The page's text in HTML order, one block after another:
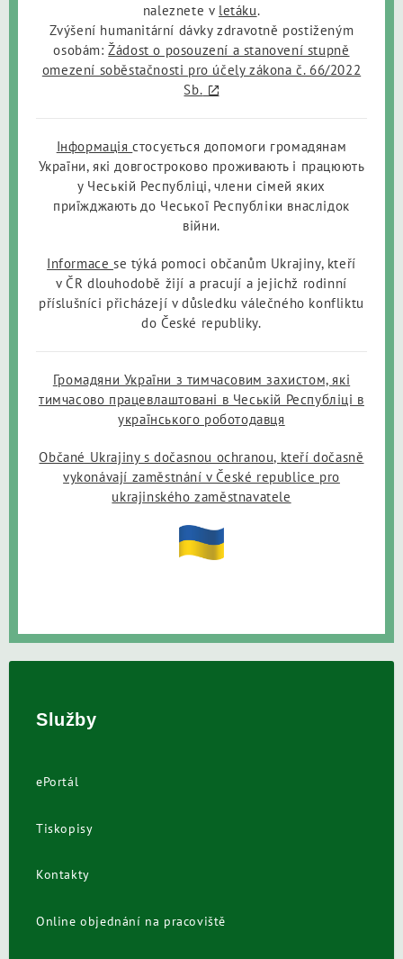
naleznete v letáku.
Zvýšení humanitární dávky zdravotně postiženým
osobám:Žádost o posouzení a stanovení stupně
omezení soběstačnosti pro účely zákona č. 66/2022
Sb.
Інформаціястосується допомоги громадянам
України, які довгостроково проживають і працюють
у Чеській Республіці, члени сімей яких
приїжджають до Чеської Республіки внаслідок
війни.
Informacese týká pomoci občanům Ukrajiny, kteří
v ČR dlouhodobě žijí a pracují a jejichž rodinní
příslušníci přicházejí v důsledku válečného konfliktu
do České republiky.
Громадяни України з тимчасовим захистом, які
тимчасово працевлаштовані в Чеській Республіці в
українського роботодавця
Občané Ukrajiny s dočasnou ochranou, kteří dočasně
vykonávají zaměstnání v České republice pro
ukrajinského zaměstnavatele
Služby
ePortál
Tiskopisy
Kontakty
Online objednání na pracoviště